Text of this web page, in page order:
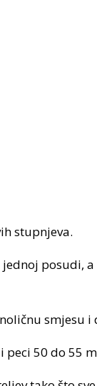
stupnjeva.
jednoj posudi,
smjesu
peci 50 do 55